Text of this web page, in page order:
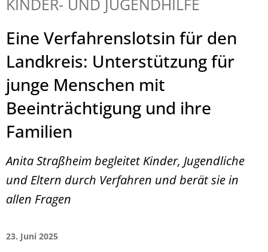
KINDER- UND JUGENDHILFE
Eine Verfahrenslotsin für den
Landkreis: Unterstützung für
junge Menschen mit
Beeinträchtigung und ihre
Familien
Anita Straßheim begleitet Kinder, Jugendliche
und Eltern durch Verfahren und berät sie in
allen Fragen
23. Juni 2025